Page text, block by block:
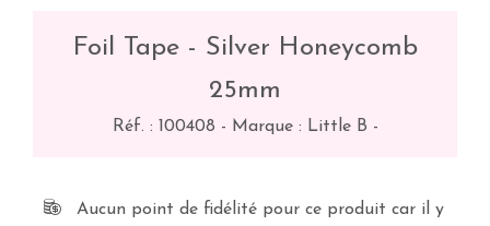
Foil Tape - Silver Honeycomb
25mm
Réf. : 100408 - Marque : Little B -
Aucun point de fidélité pour ce produit car il y